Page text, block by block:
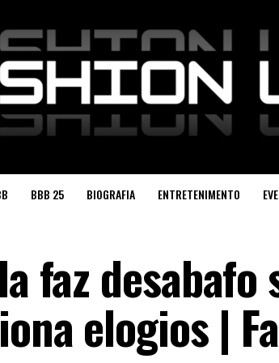
BBB 25 BIOGRAFIA ENTRETENIMENTO
faz desabafo
elogios |